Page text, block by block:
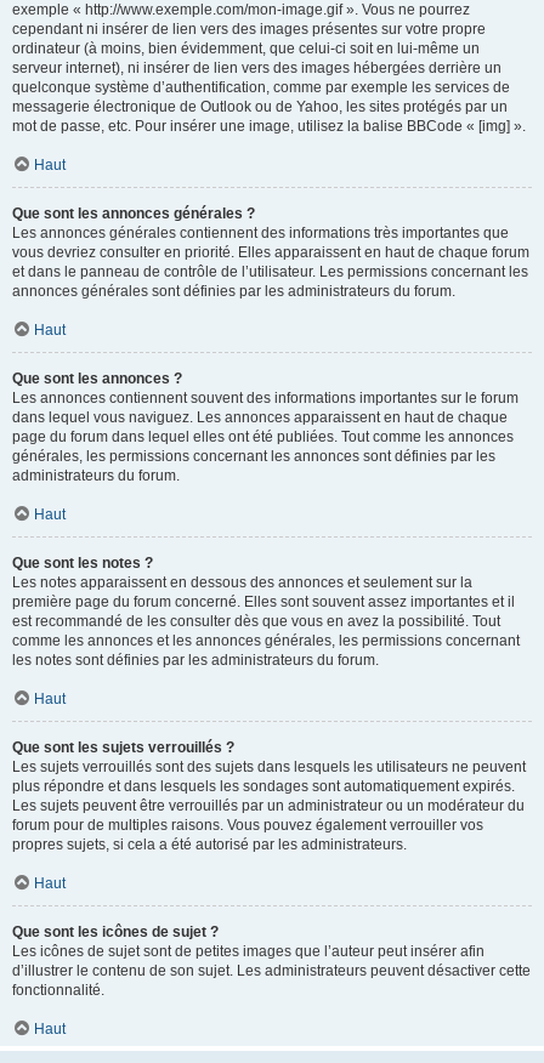
exemple « http://www.exemple.com/mon-image.gif ». Vous ne pourrez
cependant ni insérer de lien vers des images présentes sur votre propre
ordinateur (à moins, bien évidemment, que celui-ci soit en lui-même un
serveur internet), ni insérer de lien vers des images hébergées derrière un
quelconque système d’authentification, comme par exemple les services de
messagerie électronique de Outlook ou de Yahoo, les sites protégés par un
mot de passe, etc. Pour insérer une image, utilisez la balise BBCode « [img] ».
Haut
Que sont les annonces générales ?
Les annonces générales contiennent des informations très importantes que
vous devriez consulter en priorité. Elles apparaissent en haut de chaque forum
et dans le panneau de contrôle de l’utilisateur. Les permissions concernant les
annonces générales sont définies par les administrateurs du forum.
Haut
Que sont les annonces ?
Les annonces contiennent souvent des informations importantes sur le forum
dans lequel vous naviguez. Les annonces apparaissent en haut de chaque
page du forum dans lequel elles ont été publiées. Tout comme les annonces
générales, les permissions concernant les annonces sont définies par les
administrateurs du forum.
Haut
Que sont les notes ?
Les notes apparaissent en dessous des annonces et seulement sur la
première page du forum concerné. Elles sont souvent assez importantes et il
est recommandé de les consulter dès que vous en avez la possibilité. Tout
comme les annonces et les annonces générales, les permissions concernant
les notes sont définies par les administrateurs du forum.
Haut
Que sont les sujets verrouillés ?
Les sujets verrouillés sont des sujets dans lesquels les utilisateurs ne peuvent
plus répondre et dans lesquels les sondages sont automatiquement expirés.
Les sujets peuvent être verrouillés par un administrateur ou un modérateur du
forum pour de multiples raisons. Vous pouvez également verrouiller vos
propres sujets, si cela a été autorisé par les administrateurs.
Haut
Que sont les icônes de sujet ?
Les icônes de sujet sont de petites images que l’auteur peut insérer afin
d’illustrer le contenu de son sujet. Les administrateurs peuvent désactiver cette
fonctionnalité.
Haut